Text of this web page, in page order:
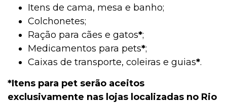
Itens de cama, mesa e banho;
Colchonetes;
Ração para cães e gatos*;
Medicamentos para pets*;
Caixas de transporte, coleiras e guias*.
*Itens para pet serão aceitos
exclusivamente nas lojas localizadas no Rio